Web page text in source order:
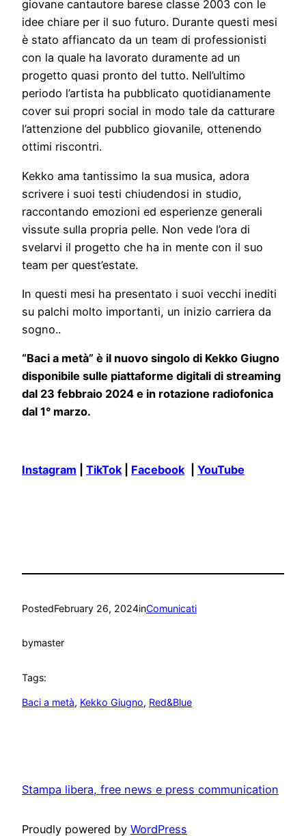
giovane cantautore barese classe 2003 con le
idee chiare per il suo futuro. Durante questi mesi
è stato affiancato da un team di professionisti
con la quale ha lavorato duramente ad un
progetto quasi pronto del tutto. Nell’ultimo
periodo l’artista ha pubblicato quotidianamente
cover sui propri social in modo tale da catturare
l’attenzione del pubblico giovanile, ottenendo
ottimi riscontri.
Kekko ama tantissimo la sua musica, adora
scrivere i suoi testi chiudendosi in studio,
raccontando emozioni ed esperienze generali
vissute sulla propria pelle. Non vede l’ora di
svelarvi il progetto che ha in mente con il suo
team per quest’estate.
In questi mesi ha presentato i suoi vecchi inediti
su palchi molto importanti, un inizio carriera da
sogno..
“Baci a metà” è il nuovo singolo di Kekko Giugno
disponibile sulle piattaforme digitali di streaming
dal 23 febbraio 2024 e in rotazione radiofonica
dal 1° marzo.
Instagram TikTok Facebook YouTube
PostedFebruary 26, 2024inComunicati
bymaster
Tags:
Baci a metà, Kekko Giugno, Red&Blue
Stampa libera, free news e press communication
Proudly powered by WordPress